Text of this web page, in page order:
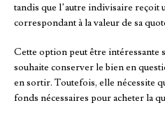
tandis que l’autre indivisaire reçoit
correspondant à la valeur de sa
Cette option peut être intéressante
souhaite conserver le bien en
en sortir. Toutefois, elle nécessite
fonds nécessaires pour acheter la